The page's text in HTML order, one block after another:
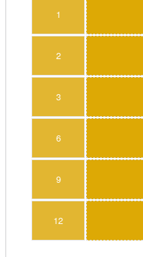
1
2
3
6
9
12